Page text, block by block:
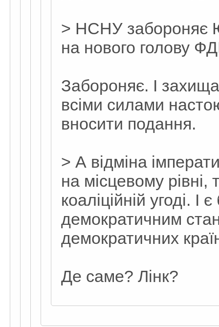
> НСНУ забороняє
на нового голову
Забороняє. І
всіми силами
вносити подання.
> А відміна
на місцевому
коаліційній угоді. І
демократичним
демократичних
Де саме? Лінк?